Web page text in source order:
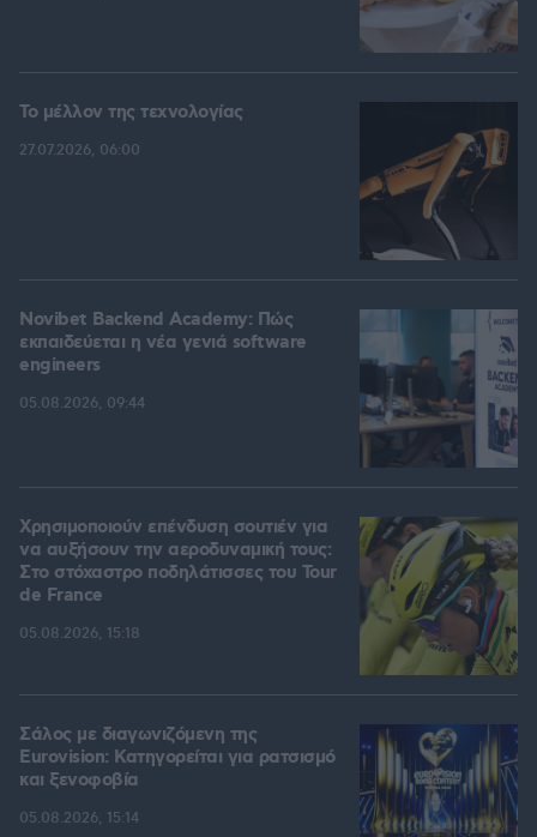
Το μέλλον της τεχνολογίας
27.07.2026, 06:00
Novibet Backend Academy: Πώς
εκπαιδεύεται η νέα γενιά software
engineers
05.08.2026, 09:44
Χρησιμοποιούν επένδυση σουτιέν για
να αυξήσουν την αεροδυναμική τους:
Στο στόχαστρο ποδηλάτισσες του Tour
de France
05.08.2026, 15:18
Σάλος με διαγωνιζόμενη της
Eurovision: Κατηγορείται για ρατσισμό
και ξενοφοβία
05.08.2026, 15:14